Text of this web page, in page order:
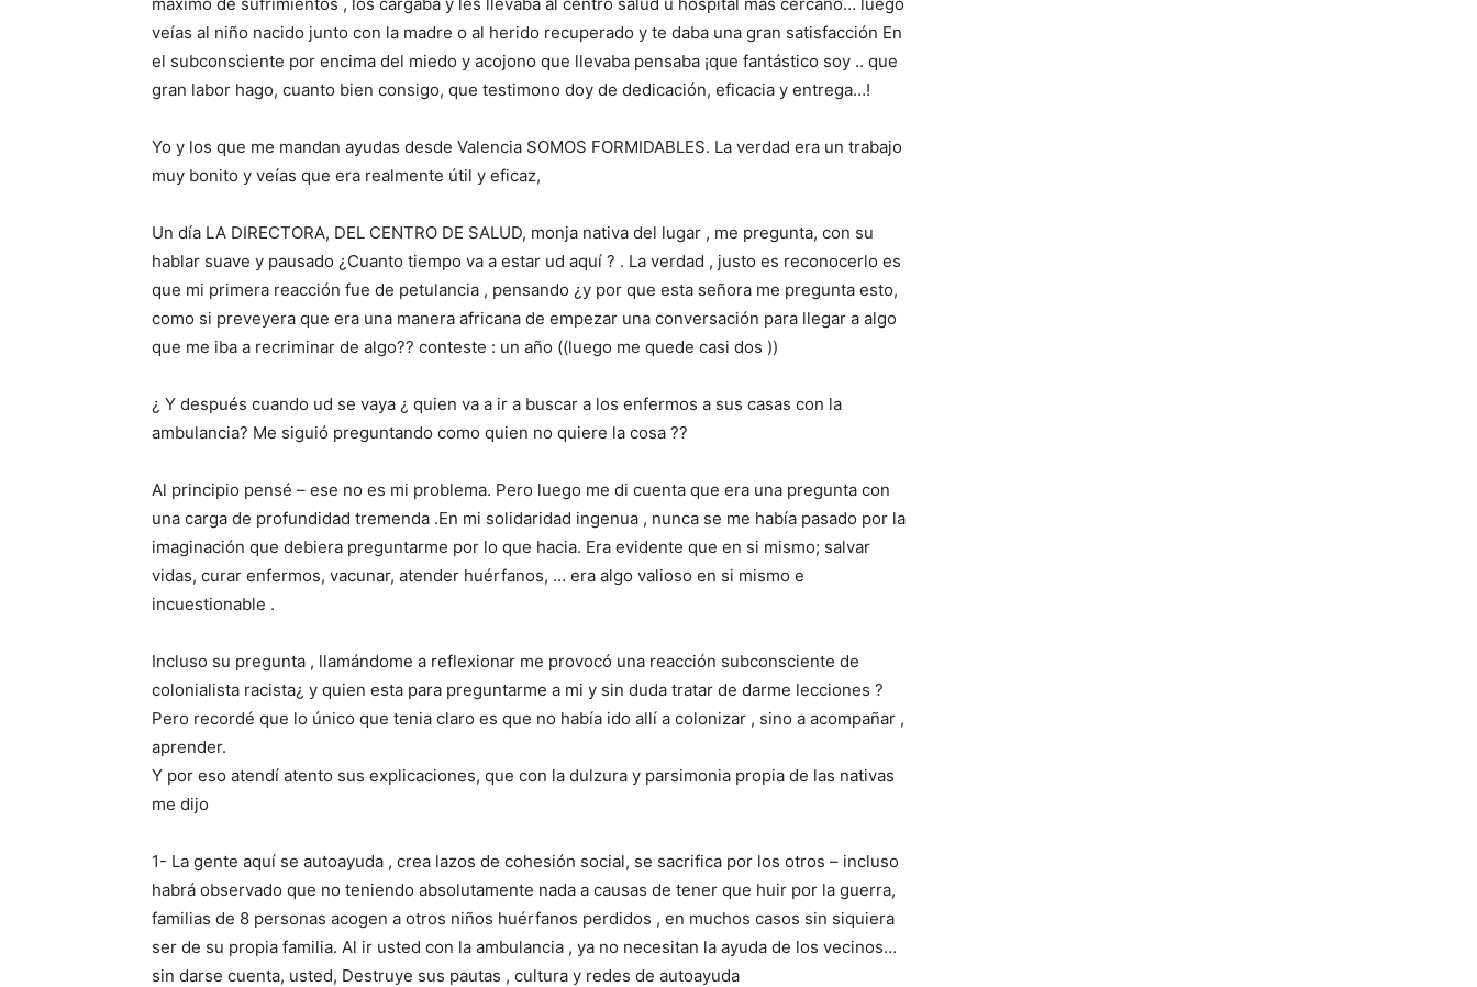
veías al niño nacido junto con la madre o al herido recuperado y te daba una gran satisfacción En
el subconsciente por encima del miedo y acojono que llevaba pensaba ¡que fantástico soy .. que
gran labor hago, cuanto bien consigo, que testimono doy de dedicación, eficacia y entrega…!
Yo y los que me mandan ayudas desde Valencia SOMOS FORMIDABLES. La verdad era un trabajo
muy bonito y veías que era realmente útil y eficaz,
Un día LA DIRECTORA, DEL CENTRO DE SALUD, monja nativa del lugar , me pregunta, con su
hablar suave y pausado ¿Cuanto tiempo va a estar ud aquí ? . La verdad , justo es reconocerlo es
que mi primera reacción fue de petulancia , pensando ¿y por que esta señora me pregunta esto,
como si preveyera que era una manera africana de empezar una conversación para llegar a algo
que me iba a recriminar de algo?? conteste : un año ((luego me quede casi dos ))
¿ Y después cuando ud se vaya ¿ quien va a ir a buscar a los enfermos a sus casas con la
ambulancia? Me siguió preguntando como quien no quiere la cosa ??
Al principio pensé – ese no es mi problema. Pero luego me di cuenta que era una pregunta con
una carga de profundidad tremenda .En mi solidaridad ingenua , nunca se me había pasado por la
imaginación que debiera preguntarme por lo que hacia. Era evidente que en si mismo; salvar
vidas, curar enfermos, vacunar, atender huérfanos, … era algo valioso en si mismo e
incuestionable .
Incluso su pregunta , llamándome a reflexionar me provocó una reacción subconsciente de
colonialista racista¿ y quien esta para preguntarme a mi y sin duda tratar de darme lecciones ?
Pero recordé que lo único que tenia claro es que no había ido allí a colonizar , sino a acompañar ,
aprender.
Y por eso atendí atento sus explicaciones, que con la dulzura y parsimonia propia de las nativas
me dijo
1- La gente aquí se autoayuda , crea lazos de cohesión social, se sacrifica por los otros – incluso
habrá observado que no teniendo absolutamente nada a causas de tener que huir por la guerra,
familias de 8 personas acogen a otros niños huérfanos perdidos , en muchos casos sin siquiera
ser de su propia familia. Al ir usted con la ambulancia , ya no necesitan la ayuda de los vecinos…
sin darse cuenta, usted, Destruye sus pautas , cultura y redes de autoayuda